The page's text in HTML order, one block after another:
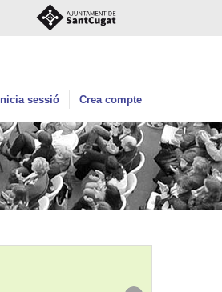
Inicia sessió Crea compte